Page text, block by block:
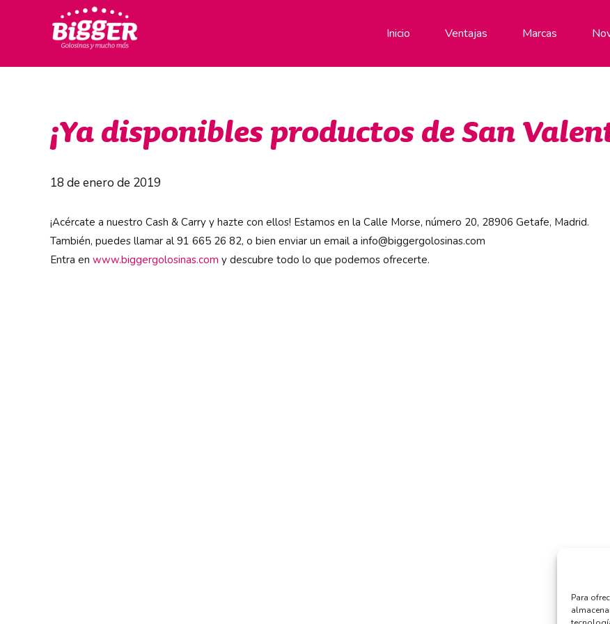
Para
Inicio Ventajas Marcas
¡Ya disponibles productos de San
18 de enero de 2019
¡Acércate a nuestro Cash & Carry y hazte con ellos! Estamos en la Calle Morse, número 20, 28906 Getafe, Madrid.
También, puedes llamar al 91 665 26 82, o bien enviar un email a info@biggergolosinas.com
Entra en www.biggergolosinas.com y descubre todo lo que podemos ofrecerte.